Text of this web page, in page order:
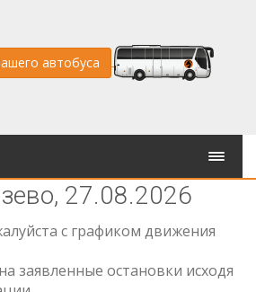
автобуса
27.08.2026
с графиком движения
заявленные остановки исходя